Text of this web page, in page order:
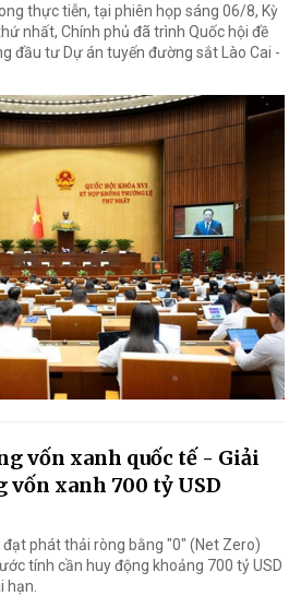
thực tiễn, tại phiên họp sáng 06/8, Kỳ
nhất, Chính phủ đã trình Quốc hội đề
đầu tư Dự án tuyến đường sắt Lào Cai -
vốn xanh quốc tế - Giải
vốn xanh 700 tỷ USD
phát thải ròng bằng "0" (Net Zero)
tính cần huy động khoảng 700 tỷ USD
hạn.